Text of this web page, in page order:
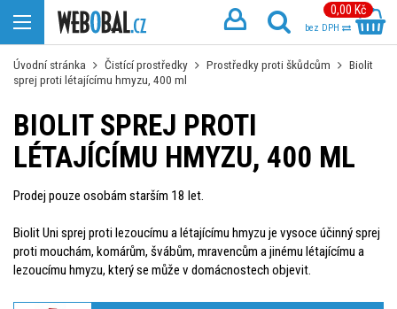
0,00 Kč
bez DPH
Úvodní stránka Čistící prostředky Prostředky proti škůdcům
Biolit
sprej proti létajícímu hmyzu, 400 ml
BIOLIT SPREJ PROTI
LÉTAJÍCÍMU HMYZU, 400 ML
Prodej pouze osobám starším 18 let.
Biolit Uni sprej proti lezoucímu a létajícímu hmyzu je vysoce účinný sprej
proti mouchám, komárům, švábům, mravencům a jinému létajícímu a
lezoucímu hmyzu, který se může v domácnostech objevit.